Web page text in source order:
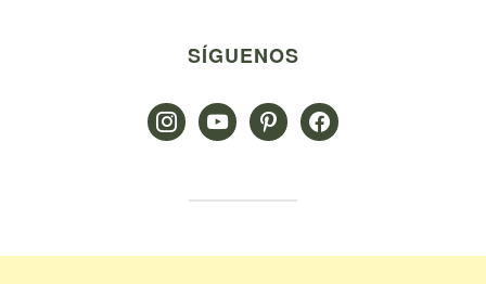
SÍGUENOS
instagramyoutubepinterestfacebook